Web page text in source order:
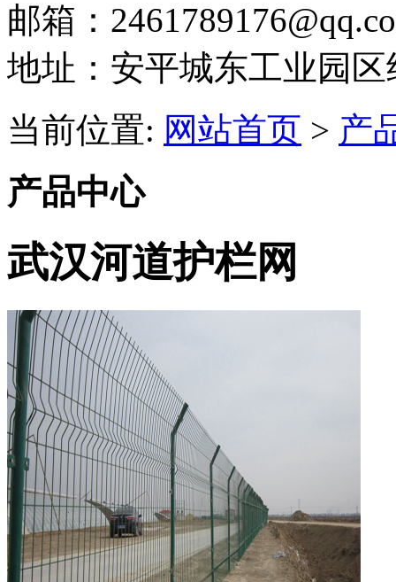
邮箱：
地址：安平城东工业园区
当前位置: 网站首页 > 产
产品中心
武汉河道护栏网